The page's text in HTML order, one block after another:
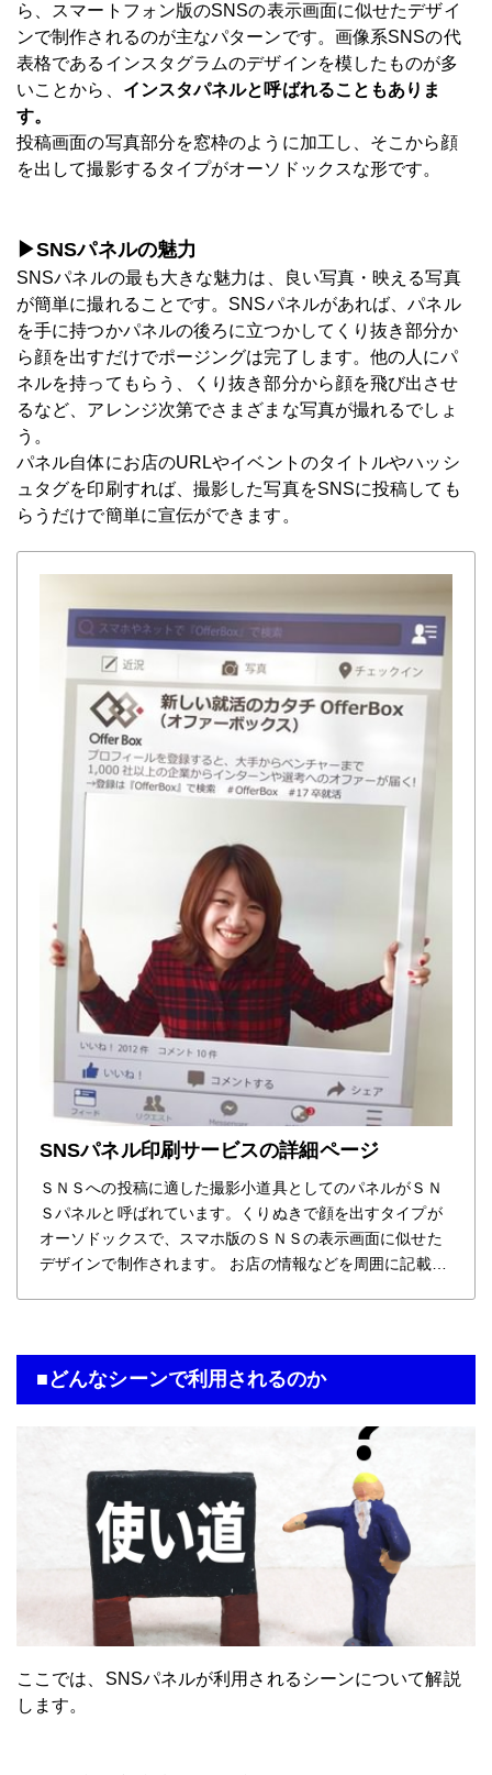
ら、スマートフォン版のSNSの表示画面に似せたデザイ
ンで制作されるのが主なパターンです。画像系SNSの代
表格であるインスタグラムのデザインを模したものが多
いことから、 インスタパネルと呼ばれることもありま
す。
投稿画面の写真部分を窓枠のように加工し、そこから顔
を出して撮影するタイプがオーソドックスな形です。
▶SNSパネルの魅力
SNSパネルの最も大きな魅力は、良い写真・映える写真
が簡単に撮れることです。SNSパネルがあれば、パネル
を手に持つかパネルの後ろに立つかしてくり抜き部分か
ら顔を出すだけでポージングは完了します。他の人にパ
ネルを持ってもらう、くり抜き部分から顔を飛び出させ
るなど、アレンジ次第でさまざまな写真が撮れるでしょ
う。
パネル自体にお店のURLやイベントのタイトルやハッシ
ュタグを印刷すれば、撮影した写真をSNSに投稿しても
らうだけで簡単に宣伝ができます。
SNSパネル印刷サービスの詳細ページ
ＳＮＳへの投稿に適した撮影小道具としてのパネルがＳＮ
Ｓパネルと呼ばれています。くりぬきで顔を出すタイプが
オーソドックスで、スマホ版のＳＮＳの表示画面に似せた
デザインで制作されます。 お店の情報などを周囲に記載す
■どんなシーンで利用されるのか
ここでは、SNSパネルが利用されるシーンについて解説
します。